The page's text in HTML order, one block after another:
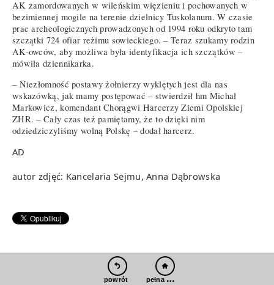
AK zamordowanych w wileńskim więzieniu i pochowanych w
bezimiennej mogile na terenie dzielnicy Tuskolanum. W czasie
prac archeologicznych prowadzonych od 1994 roku odkryto tam
szczątki 724 ofiar reżimu sowieckiego. – Teraz szukamy rodzin
AK-owców, aby możliwa była identyfikacja ich szczątków –
mówiła dziennikarka.
– Niezłomność postawy żołnierzy wyklętych jest dla nas
wskazówką, jak mamy postępować – stwierdził hm Michał
Markowicz, komendant Chorągwi Harcerzy Ziemi Opolskiej
ZHR. – Cały czas też pamiętamy, że to dzięki nim
odziedziczyliśmy wolną Polskę – dodał harcerz.
AD
autor zdjęć: Kancelaria Sejmu, Anna Dąbrowska
powrót pełna wersja